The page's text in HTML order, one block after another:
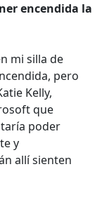
encendida la
mi silla de
pero
Kelly,
que
poder
y
allí sienten